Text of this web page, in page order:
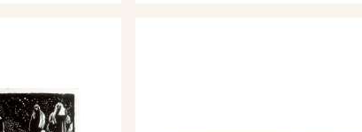
Artisti Combattenti d'Italia, a Milano, Palazzo della
Permanente, con il dipinto: Conversazione.